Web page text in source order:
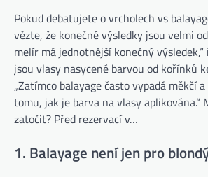
Pokud debatujete o vrcholech vs
vězte, že konečné výsledky jsou velmi
melír má jednotnější konečný
jsou vlasy nasycené barvou od kořínků
„Zatímco balayage často vypadá měkčí
tomu, jak je barva na vlasy aplikována.“
zatočit? Před rezervací v…
1. Balayage není jen pro